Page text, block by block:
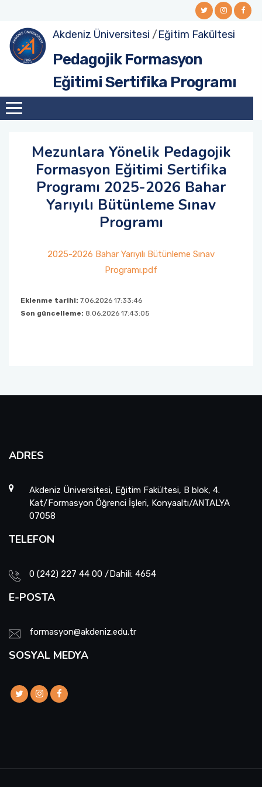
Akdeniz Üniversitesi /Eğitim Fakültesi
Pedagojik Formasyon
Eğitimi Sertifika Programı
Mezunlara Yönelik Pedagojik
Formasyon Eğitimi Sertifika
Programı 2025-2026 Bahar
Yarıyılı Bütünleme Sınav
Programı
2025-2026 Bahar Yarıyılı Bütünleme Sınav
Programı.pdf
Eklenme tarihi: 7.06.2026 17:33:46
Son güncelleme: 8.06.2026 17:43:05
ADRES
Akdeniz Üniversitesi, Eğitim Fakültesi, B blok, 4.
Kat/Formasyon Öğrenci İşleri, Konyaaltı/ANTALYA
07058
TELEFON
0 (242) 227 44 00 /Dahili: 4654
E-POSTA
formasyon@akdeniz.edu.tr
SOSYAL MEDYA